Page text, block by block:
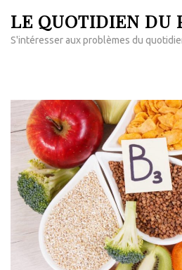
au
contenu
LE QUOTIDIEN DU
S'intéresser aux problèmes du